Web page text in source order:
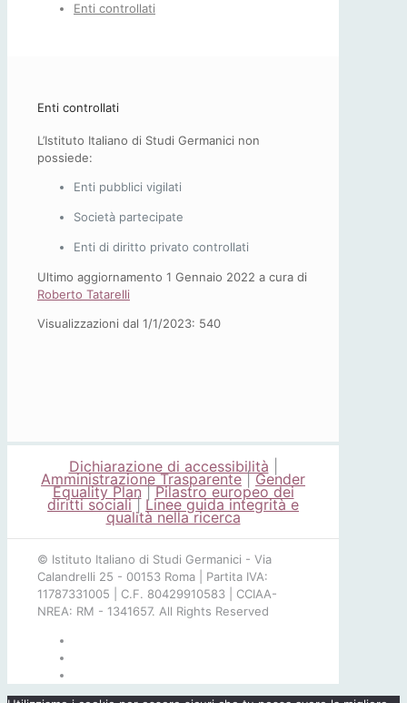
Enti controllati
Enti controllati
L’Istituto Italiano di Studi Germanici non
possiede:
Enti pubblici vigilati
Società partecipate
Enti di diritto privato controllati
Ultimo aggiornamento 1 Gennaio 2022 a cura di
Roberto Tatarelli
Visualizzazioni dal 1/1/2023: 540
Dichiarazione di accessibilità
Amministrazione Trasparente|Gender
Equality Plan|Pilastro europeo dei
diritti sociali| Linee guida integrità e
qualità nella ricerca
© Istituto Italiano di Studi Germanici - Via
Calandrelli 25 - 00153 Roma | Partita IVA:
11787331005 | C.F. 80429910583 | CCIAA-
NREA: RM - 1341657. All Rights Reserved